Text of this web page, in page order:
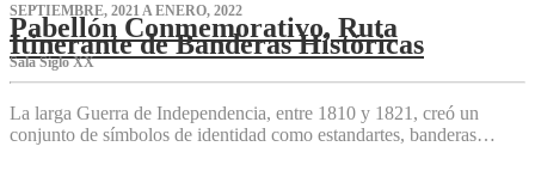
SEPTIEMBRE, 2021 A ENERO, 2022
Pabellón Conmemorativo, Ruta
Itinerante de Banderas Históricas
Sala Siglo XX
La larga Guerra de Independencia, entre 1810 y 1821, creó un
conjunto de símbolos de identidad como estandartes, banderas…